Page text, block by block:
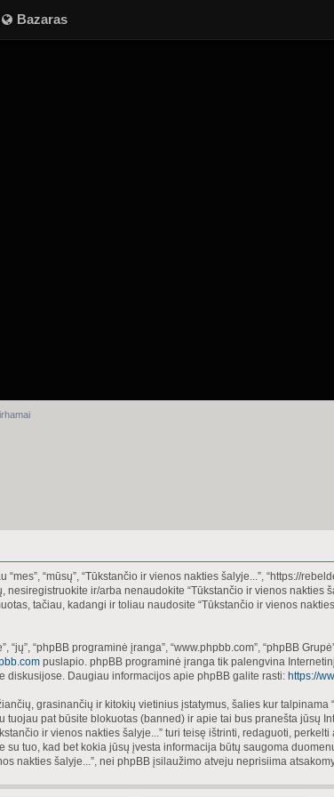
Bazaras
“mūsų”, “Tūkstančio ir vienos nakties šalyje...”, “https://
ir/arba nenaudokite “Tūkstančio ir vienos nakties
tačiau, kadangi ir toliau naudosite “Tūkstančio ir vienos
“phpBB programinė įranga”, “www.phpbb.com”, “phpBB
puslapio. phpBB programinė įranga tik palengvina
diskusijose. Daugiau informacijos apie phpBB galite rasti: https://
grasinančių ir kitokių vietinius įstatymus, šalies kur talpinama
pat būsite blokuotas (banned) ir apie tai bus pranešta jūsų
ir vienos nakties šalyje...” turi teisę ištrinti, redaguoti,
tuo, kad bet kokia jūsų įvesta informacija būtų saugoma
nakties šalyje...”, nei phpBB įsilaužimo atveju neprisiima